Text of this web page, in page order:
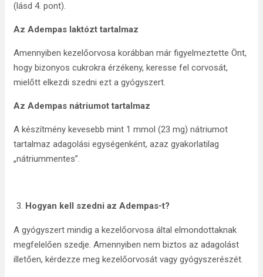
(lásd 4. pont).
Az Adempas laktózt tartalmaz
Amennyiben kezelőorvosa korábban már figyelmeztette Önt,
hogy bizonyos cukrokra érzékeny, keresse fel corvosát,
mielőtt elkezdi szedni ezt a gyógyszert.
Az Adempas nátriumot tartalmaz
A készítmény kevesebb mint 1 mmol (23 mg) nátriumot
tartalmaz adagolási egységenként, azaz gyakorlatilag
„nátriummentes”.
Hogyan kell szedni az Adempas-t?
A gyógyszert mindig a kezelőorvosa által elmondottaknak
megfelelően szedje. Amennyiben nem biztos az adagolást
illetően, kérdezze meg kezelőorvosát vagy gyógyszerészét.